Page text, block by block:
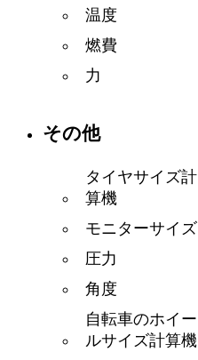
温度
燃費
力
その他
タイヤサイズ計
算機
モニターサイズ
圧力
角度
自転車のホイー
ルサイズ計算機